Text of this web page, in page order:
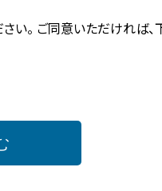
い。 ご同意いただければ、